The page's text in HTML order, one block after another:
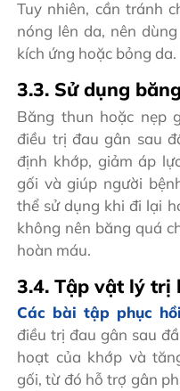
Tuy nhiên, cần tránh
nóng lên da, nên
kích ứng hoặc bỏng da.
3.3. Sử dụng
Băng thun hoặc nẹp
điều trị đau gân sau
định khớp, giảm áp
gối và giúp người
thể sử dụng khi đi lại
không nên băng quá
hoàn máu.
3.4. Tập vật lý trị
Các bài tập phục
điều trị đau gân sau
hoạt của khớp và
gối, từ đó hỗ trợ gân